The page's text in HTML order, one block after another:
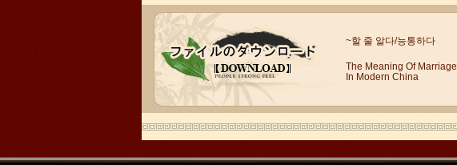
の感想： 皆さんこんにちは、私は任代
利と申しますが、...
~할 줄 알다/능통하다
The Meaning Of Marriage
In Modern China